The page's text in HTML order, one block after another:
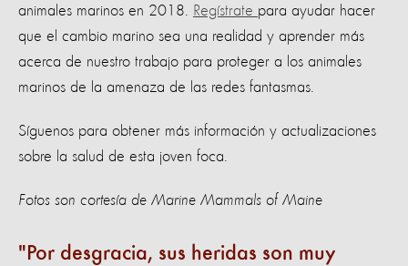
animales marinos en 2018.
Regístrate para ayudar hacer
que el cambio marino sea una realidad y aprender más
acerca de nuestro trabajo para proteger a los animales
marinos de la amenaza de las redes fantasmas.
Síguenos para obtener más información y actualizaciones
sobre la salud de esta joven foca.
Fotos son cortesía de Marine Mammals of Maine
Por desgracia, sus heridas son muy